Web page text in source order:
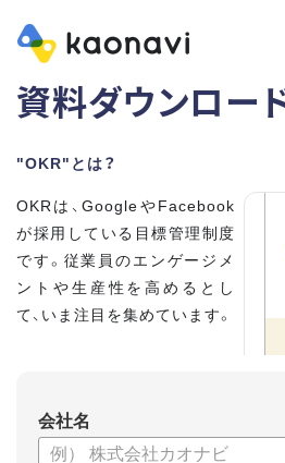
資料ダウンロー
"OKR"とは？
OKRは、GoogleやFacebook
が採用している目標管理制度
です。従業員のエンゲージメ
ントや生産性を高めるとし
て、いま注目を集めています。
・OKRと従来の目標管理制度
との違い
会社名